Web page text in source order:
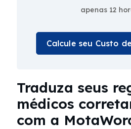
apenas 12
Calcule seu Custo
Traduza seus
médicos
com a